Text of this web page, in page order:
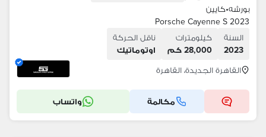
بورشه•كايين
Porsche Cayenne S 2023
السنة
2023
كيلومترات
28,000 كم
ناقل الحركة
اوتوماتيك
القاهرة الجديدة، القاهرة
مكالمة واتساب